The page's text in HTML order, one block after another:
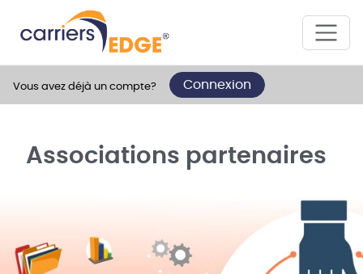
Vous avez déjà un compte? Connexion
Associations partenaires